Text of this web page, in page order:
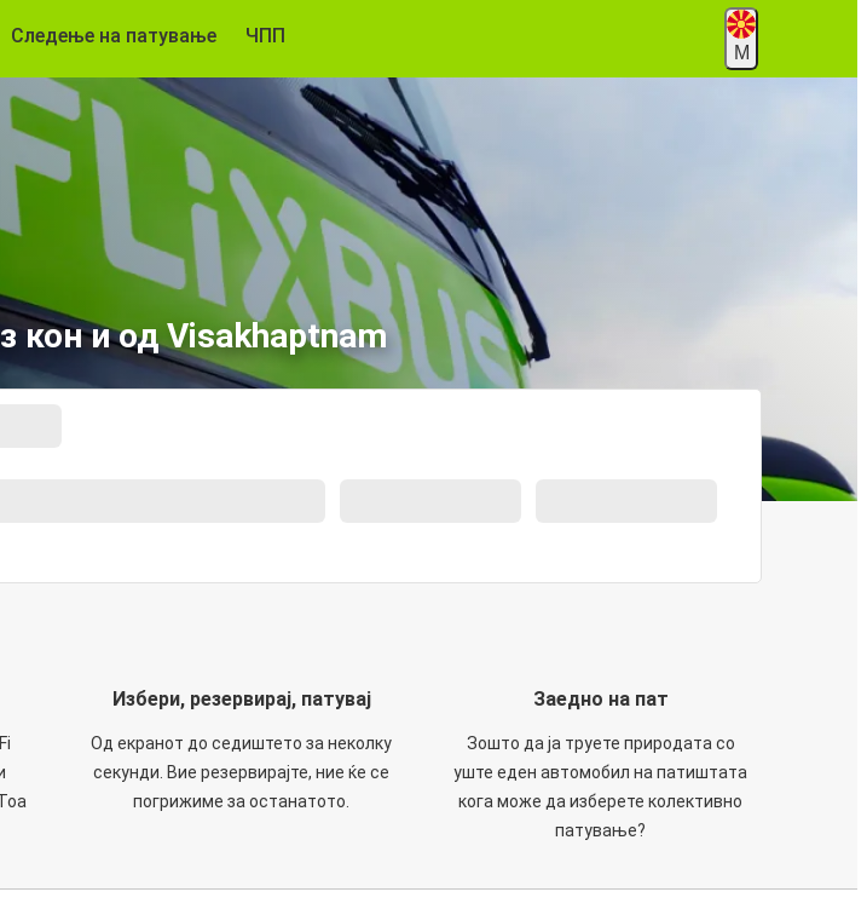
Следење на патување ЧПП
М
кон и од Visakhaptnam
Избери, резервирај, патувај
Од екранот до седиштето за неколку
секунди. Вие резервирајте, ние ќе се
погрижиме за останатото.
Заедно на пат
Зошто да ја труете природата со
уште еден автомобил на патиштата
кога може да изберете колективно
патување?